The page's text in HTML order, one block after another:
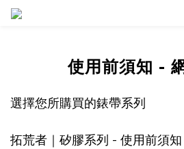
使用前須知 -
選擇您所購買的錶帶系列
拓荒者｜矽膠系列 - 使用前須知